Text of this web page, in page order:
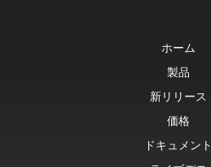
ホーム
製品
新リリース
価格
ドキュメント